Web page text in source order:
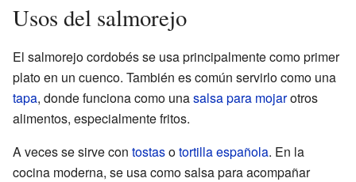
Usos del salmorejo
El salmorejo cordobés se usa principalmente como primer
plato en un cuenco. También es común servirlo como una
tapa, donde funciona como unasalsa para mojarotros
alimentos, especialmente fritos.
A veces se sirve con tostasotortilla española. En la
cocina moderna, se usa como salsa para acompañar